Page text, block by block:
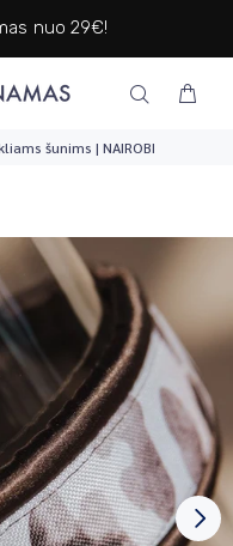
nuo 29€!
šunims | NAIROBI